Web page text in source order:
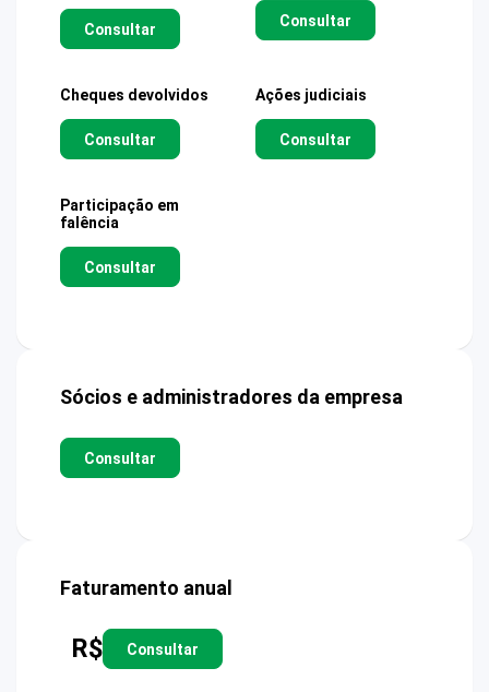
Consultar Consultar
Cheques devolvidos
Consultar
Ações judiciais
Consultar
Participação em
falência
Consultar
Sócios e administradores da empresa
Consultar
Faturamento anual
R$ Consultar